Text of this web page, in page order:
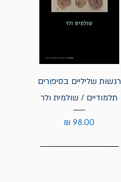
רגשות שליליים בסיפורים
תלמודיים / שולמית ולר
מחיר